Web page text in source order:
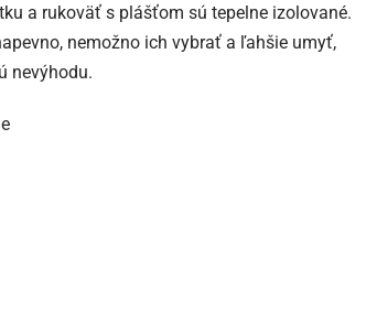
a rukoväť s plášťom sú tepelne izolované.
nemožno ich vybrať a ľahšie umyť,
nevýhodu.